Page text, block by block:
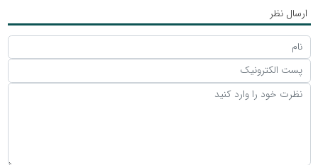
ارسال نظر